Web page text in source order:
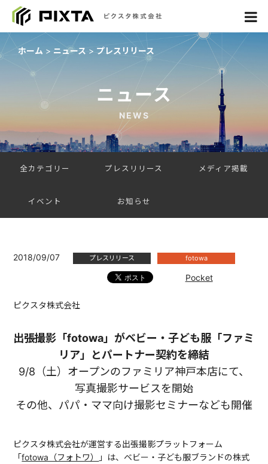
ホーム ニュース プレスリリース
ニュース
NEWS
全カテゴリー プレスリリース メディア掲載
イベント お知らせ
2018/09/07 プレスリリース fotowa
Pocket
ピクスタ株式会社
出張撮影「fotowa」がベビー・子ども服「ファミ
リア」とパートナー契約を締結
9/8（土）オープンのファミリア神戸本店にて、
写真撮影サービスを開始
その他、パパ・ママ向け撮影セミナーなども開催
ピクスタ株式会社が運営する出張撮影プラットフォーム
「fotowa（フォトワ）
」は、ベビー・子ども服ブランドの株式